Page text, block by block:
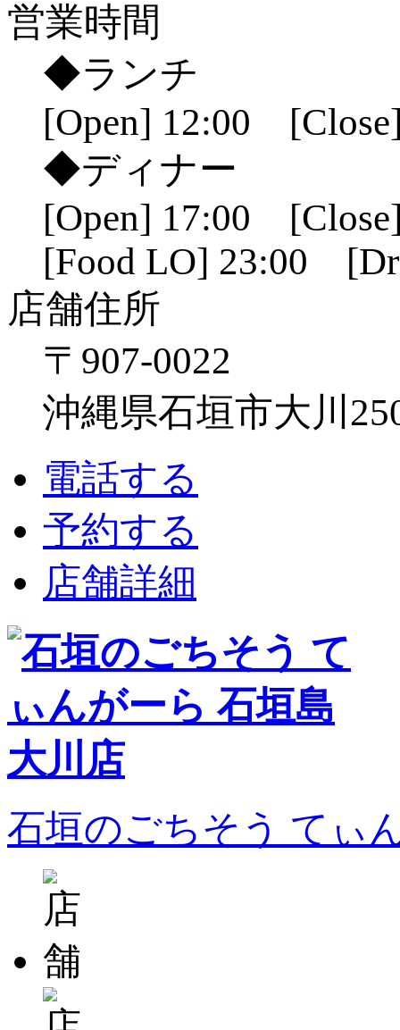
営業時間
◆ランチ
[Open] 12:00
◆ディナー
[Open] 17:00
[Food LO] 23:00
店舗住所
〒907-0022
沖縄県石垣市大川
電話する
予約する
店舗詳細
石垣のごちそう てぃ